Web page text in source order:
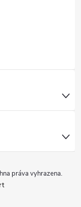
práva vyhrazena.